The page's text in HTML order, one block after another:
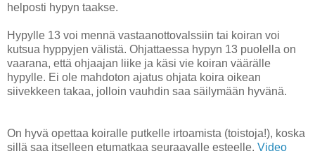
helposti hypyn taakse.
Hypylle 13 voi mennä vastaanottovalssiin tai koiran voi
kutsua hyppyjen välistä. Ohjattaessa hypyn 13 puolella on
vaarana, että ohjaajan liike ja käsi vie koiran väärälle
hypylle. Ei ole mahdoton ajatus ohjata koira oikean
siivekkeen takaa, jolloin vauhdin saa säilymään hyvänä.
On hyvä opettaa koiralle putkelle irtoamista (toistoja!), koska
sillä saa itselleen etumatkaa seuraavalle esteelle. Video